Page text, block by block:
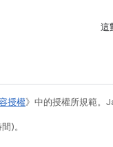
這
授權》中的授權所規範。
)。